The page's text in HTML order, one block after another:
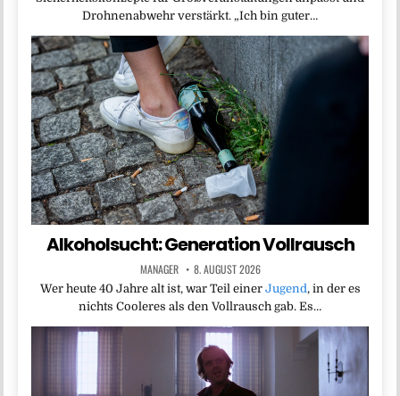
Drohnenabwehr verstärkt. „Ich bin guter…
Alkoholsucht: Generation Vollrausch
MANAGER 8. AUGUST 2026
Wer heute 40 Jahre alt ist, war Teil einer Jugend , in der es
nichts Cooleres als den Vollrausch gab. Es…